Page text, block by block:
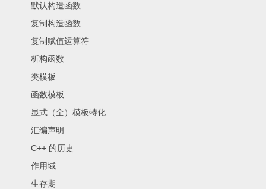
默认构造函数
复制构造函数
复制赋值运算符
析构函数
类模板
函数模板
显式（全）模板特化
汇编声明
C++ 的历史
作用域
生存期